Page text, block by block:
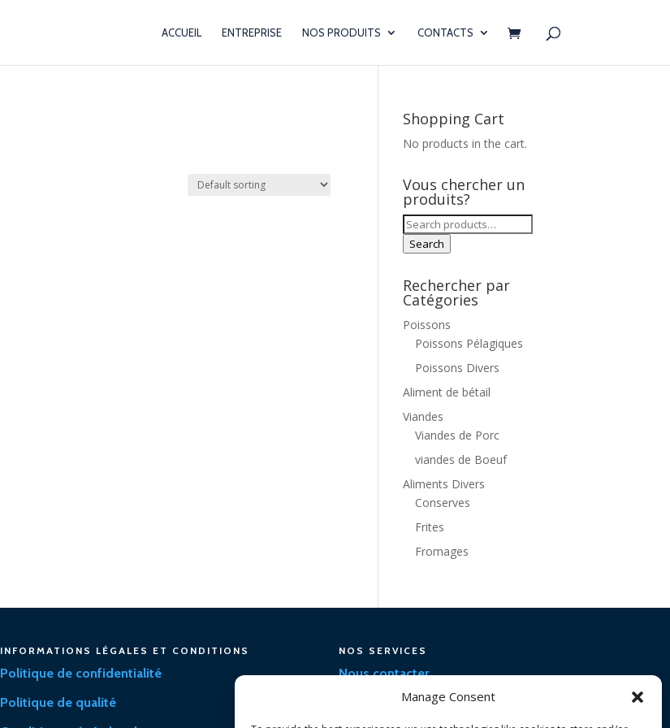
Manage Consent
ACCUEIL ENTREPRISE NOS PRODUITS CONTACTS
Shopping Cart
No products in the cart.
Vous chercher un
produits?
Search
for:
Search
Rechercher par
Catégories
Poissons
Poissons Pélagiques
Poissons Divers
Aliment de bétail
Viandes
Viandes de Porc
viandes de Boeuf
Aliments Divers
Conserves
Frites
Fromages
INFORMATIONS LÉGALES ET CONDITIONS
Politique de confidentialité
Politique de qualité
NOS SERVICES
Nous contacter